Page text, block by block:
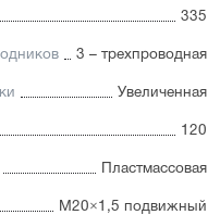
335
3 – трехпроводная
Увеличенная
120
Пластмассовая
M20×1,5 подвижный